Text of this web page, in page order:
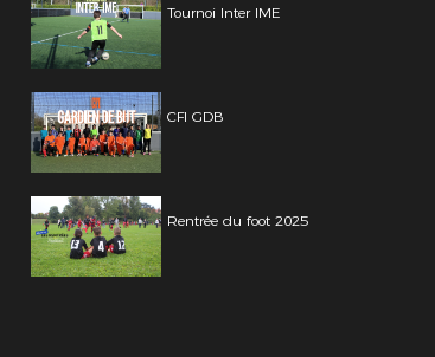
Tournoi Inter IME
CFI GDB
Rentrée du foot 2025